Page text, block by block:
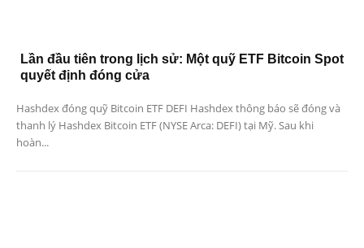
Lần đầu tiên trong lịch sử: Một quỹ ETF Bitcoin Spot
quyết định đóng cửa
Hashdex đóng quỹ Bitcoin ETF DEFI Hashdex thông báo sẽ đóng và
thanh lý Hashdex Bitcoin ETF (NYSE Arca: DEFI) tại Mỹ. Sau khi
hoàn...